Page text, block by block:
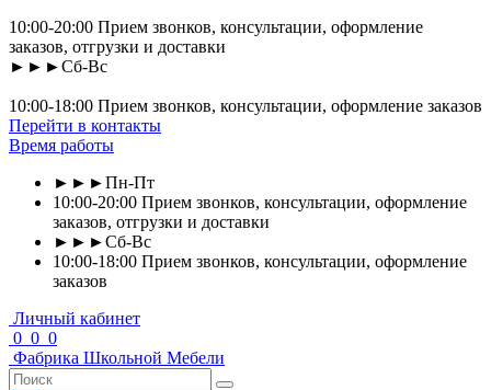
10:00-20:00 Прием звонков, консультации, оформление
заказов, отгрузки и доставки
►►►Сб-Вс
10:00-18:00 Прием звонков, консультации, оформление заказов
Перейти в контакты
Время работы
►►►Пн-Пт
10:00-20:00 Прием звонков, консультации, оформление
заказов, отгрузки и доставки
►►►Сб-Вс
10:00-18:00 Прием звонков, консультации, оформление
заказов
Личный кабинет
0 0 0
Фабрика Школьной Мебели